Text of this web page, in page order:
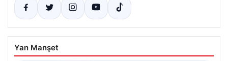
Yan Manşet